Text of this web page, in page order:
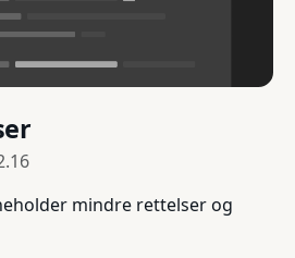
mindre rettelser og